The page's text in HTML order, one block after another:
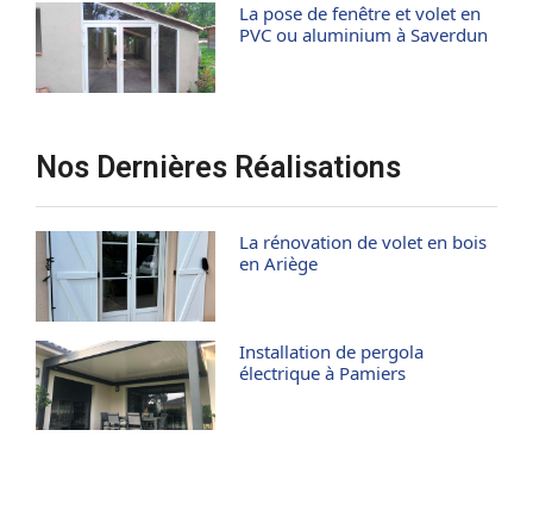
La pose de fenêtre et volet en
PVC ou aluminium à Saverdun
Nos Dernières Réalisations
La rénovation de volet en bois
en Ariège
Installation de pergola
électrique à Pamiers